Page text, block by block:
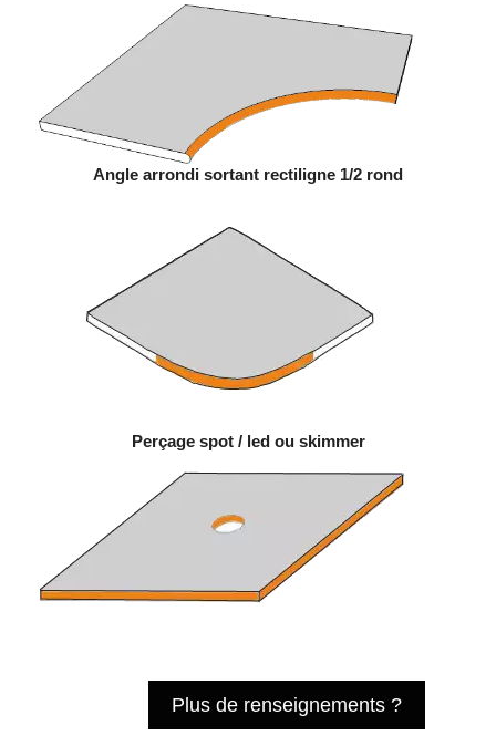
Angle arrondi sortant rectiligne 1/2 rond
Perçage spot / led ou skimmer
Plus de renseignements ?